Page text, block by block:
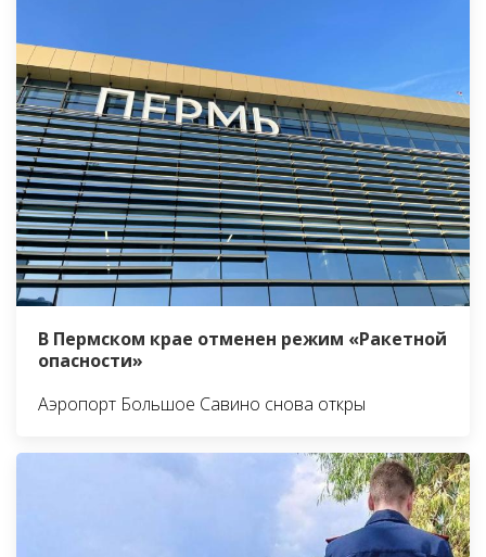
В Пермском крае отменен режим «Ракетной
опасности»
Аэропорт Большое Савино снова откры